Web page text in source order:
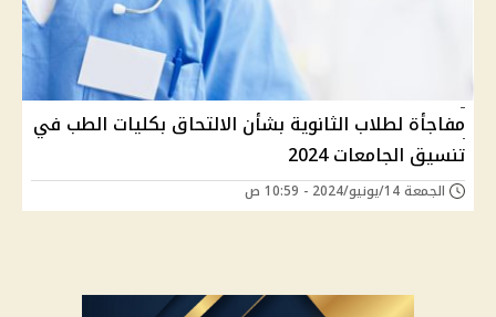
مفاجأة لطلاب الثانوية بشأن الالتحاق بكليات الطب في
تنسيق الجامعات 2024
الجمعة 14/يونيو/2024 - 10:59 ص